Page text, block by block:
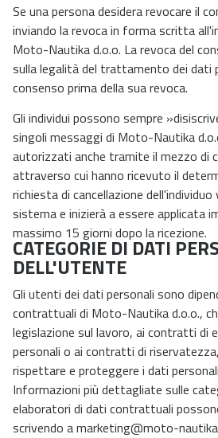
Se una persona desidera revocare il
inviando la revoca in forma scritta
Moto-Nautika d.o.o. La revoca del
sulla legalità del trattamento dei dati
consenso prima della sua revoca.
Gli individui possono sempre
singoli messaggi di Moto-Nautika
autorizzati anche tramite il mezzo di
attraverso cui hanno ricevuto il
richiesta di cancellazione
sistema e inizierà a essere applicata
massimo 15 giorni dopo la ricezione.
CATEGORIE DI DATI
DELL'UTENTE
Gli utenti dei dati personali sono
contrattuali di Moto-Nautika d.o.o.,
legislazione sul lavoro, ai contratti di
personali o ai contratti di
rispettare e proteggere i dati
Informazioni più dettagliate sulle
elaboratori di dati contrattuali
scrivendo amarketing@moto-